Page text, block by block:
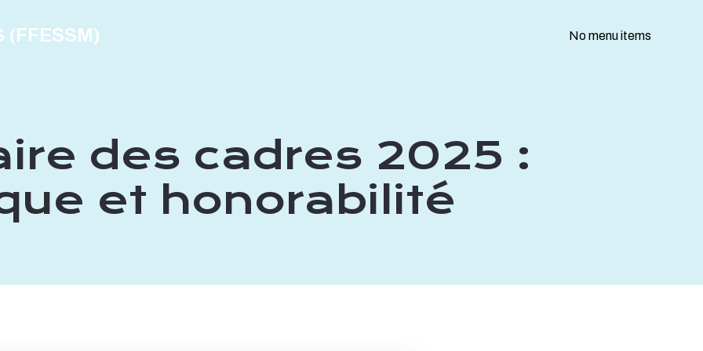
(FFESSM) No menu items
des cadres 2025 :
et honorabilité